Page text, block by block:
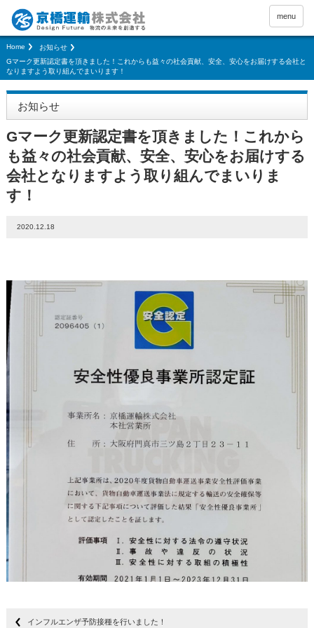
menu
Home
お知らせ
Gマーク更新認定書を頂きました！これからも益々の社会貢献、安全、安心をお届けする会社と
なりますよう取り組んでまいります！
お知らせ
Gマーク更新認定書を頂きました！これから
も益々の社会貢献、安全、安心をお届けする
会社となりますよう取り組んでまいりま
す！
2020.12.18
インフルエンザ予防接種を行いました！